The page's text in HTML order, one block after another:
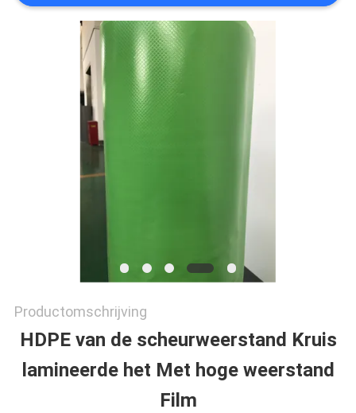
SITEMAP
PRIVACYBELEID
Productomschrijving
HDPE van de scheurweerstand Kruis
lamineerde het Met hoge weerstand
Film